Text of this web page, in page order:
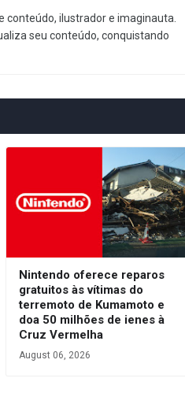
conteúdo, ilustrador e imaginauta.
seu conteúdo, conquistando
Nintendo oferece reparos
gratuitos às vítimas do
terremoto de Kumamoto e
doa 50 milhões de ienes à
Cruz Vermelha
August 06, 2026